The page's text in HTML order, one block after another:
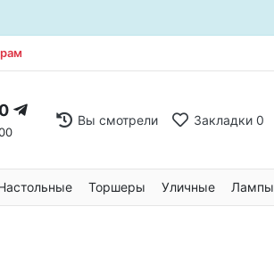
Вы смотрели Закладки 0
Торшеры Уличные Лампы